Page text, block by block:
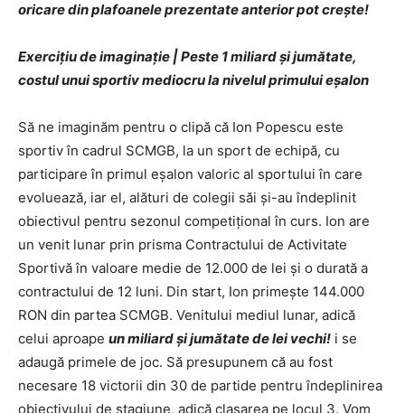
oricare din plafoanele prezentate anterior pot creşte!
Exerciţiu de imaginaţie | Peste 1 miliard şi jumătate,
costul unui sportiv mediocru la nivelul primului eşalon
Să ne imaginăm pentru o clipă că Ion Popescu este
sportiv în cadrul SCMGB, la un sport de echipă, cu
participare în primul eşalon valoric al sportului în care
evoluează, iar el, alături de colegii săi şi-au îndeplinit
obiectivul pentru sezonul competiţional în curs. Ion are
un venit lunar prin prisma Contractului de Activitate
Sportivă în valoare medie de 12.000 de lei şi o durată a
contractului de 12 luni. Din start, Ion primeşte 144.000
RON din partea SCMGB. Venitului mediul lunar, adică
celui aproape un miliard şi jumătate de lei vechi! i se
adaugă primele de joc. Să presupunem că au fost
necesare 18 victorii din 30 de partide pentru îndeplinirea
obiectivului de stagiune, adică clasarea pe locul 3. Vom